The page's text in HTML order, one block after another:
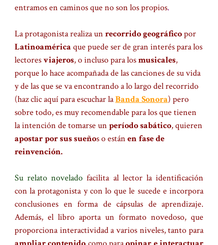
entramos en caminos que no son los propios.
La protagonista realiza un recorrido geográficopor
Latinoamérica que puede ser de gran interés para los
lectoresviajeros, o incluso para losmusicales,
porque lo hace acompañada de las canciones de su vida
y de las que se va encontrando a lo largo del recorrido
(haz clic aquí para escuchar laBanda Sonora) pero
sobre todo,es muy recomendable para los que tienen
la intención de tomarse un período sabático, quieren
apostar por sus sueños o están en fase de
reinvención.
Su relato novelado facilita al lector la identificación
con la protagonista y con lo que le sucede e incorpora
conclusiones en forma de cápsulas de aprendizaje.
Además, el libro aporta un formato novedoso, que
proporciona interactividad a varios niveles, tanto para